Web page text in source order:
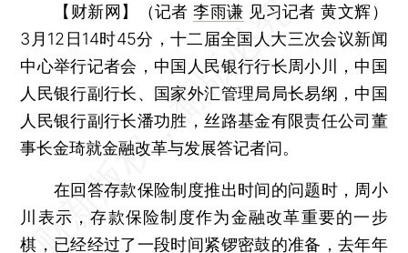
【财新网】（记者李雨谦 见习记者 黄文辉）
3月12日14时45分，十二届全国人大三次会议新闻
中心举行记者会，中国人民银行行长周小川，中国
人民银行副行长、国家外汇管理局局长易纲，中国
人民银行副行长潘功胜，丝路基金有限责任公司董
事长金琦就金融改革与发展答记者问。
在回答存款保险制度推出时间的问题时，周小
川表示，存款保险制度作为金融改革重要的一步
棋，已经经过了一段时间紧锣密鼓的准备，去年年